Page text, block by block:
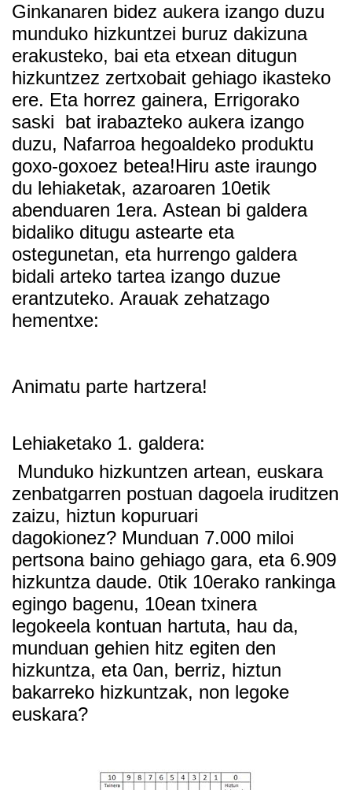
Ginkanaren bidez aukera izango duzu
munduko hizkuntzei buruz dakizuna
erakusteko, bai eta etxean ditugun
hizkuntzez zertxobait gehiago ikasteko
ere. Eta horrez gainera, Errigorako
saski bat irabazteko aukera izango
duzu, Nafarroa hegoaldeko produktu
goxo-goxoez betea!Hiru aste iraungo
du lehiaketak, azaroaren 10etik
abenduaren 1era. Astean bi galdera
bidaliko ditugu astearte eta
ostegunetan, eta hurrengo galdera
bidali arteko tartea izango duzue
erantzuteko. Arauak zehatzago
hementxe:
Animatu parte hartzera!
Lehiaketako 1. galdera:
Munduko hizkuntzen artean, euskara
zenbatgarren postuan dagoela iruditzen
zaizu, hiztun kopuruari
dagokionez? Munduan 7.000 miloi
pertsona baino gehiago gara, eta 6.909
hizkuntza daude. 0tik 10erako rankinga
egingo bagenu, 10ean txinera
legokeela kontuan hartuta, hau da,
munduan gehien hitz egiten den
hizkuntza, eta 0an, berriz, hiztun
bakarreko hizkuntzak, non legoke
euskara?